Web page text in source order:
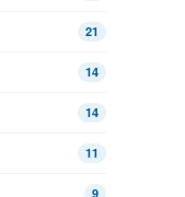
21
14
14
11
9